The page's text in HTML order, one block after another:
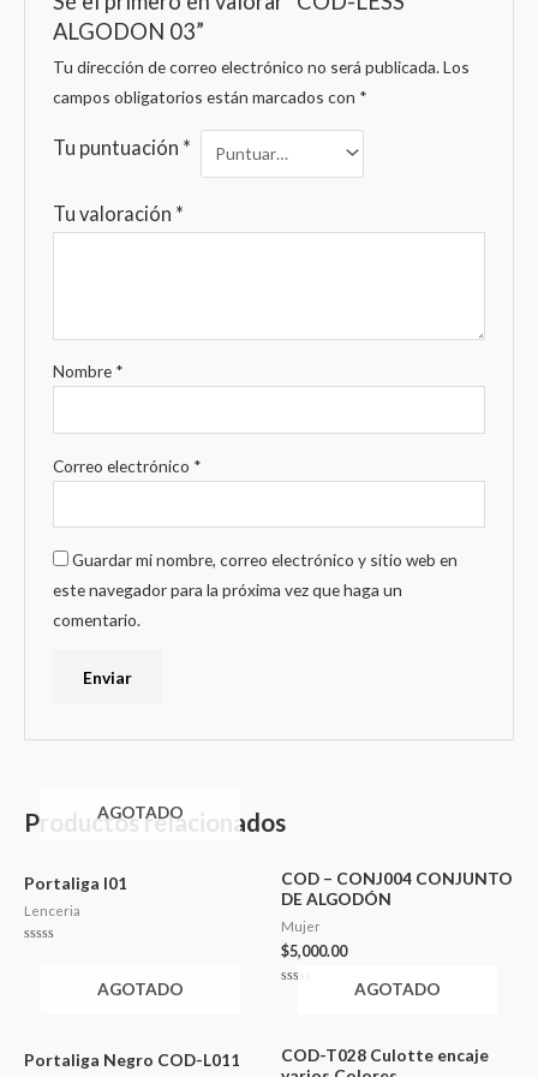
ALGODON 03”
Tu dirección de correo electrónico no será publicada. Los
campos obligatorios están marcados con *
Tu puntuación *
Tu valoración *
Nombre *
Correo electrónico *
Guardar mi nombre, correo electrónico y sitio web en
este navegador para la próxima vez que haga un
comentario.
Productos relacionados
AGOTADO
Portaliga l01
Lenceria
COD – CONJ004 CONJUNTO
DE ALGODÓN
Mujer
$5,000.00
5
AGOTADO
Portaliga Negro COD-L011
AGOTADO
COD-T028 Culotte encaje